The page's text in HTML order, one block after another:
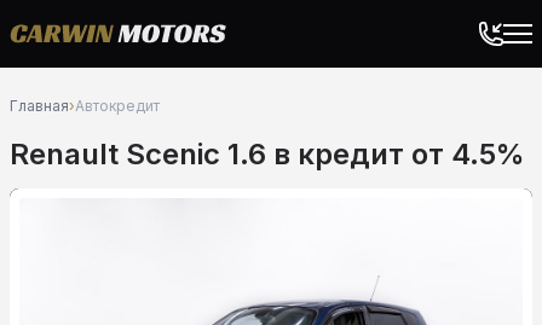
Главная›Автокредит
Renault Scenic 1.6 в кредит от 4.5%